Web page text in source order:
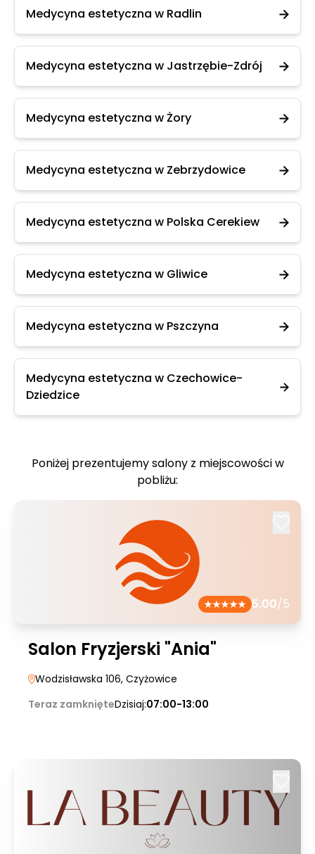
Medycyna estetyczna w Radlin
Medycyna estetyczna w Jastrzębie-Zdrój
Medycyna estetyczna w Żory
Medycyna estetyczna w Zebrzydowice
Medycyna estetyczna w Polska Cerekiew
Medycyna estetyczna w Gliwice
Medycyna estetyczna w Pszczyna
Medycyna estetyczna w Czechowice-
Dziedzice
Poniżej prezentujemy salony z miejscowości w
pobliżu:
5.00/5
Salon Fryzjerski "Ania"
Wodzisławska 106, Czyżowice
Teraz zamknięteDzisiaj:07:00-13:00